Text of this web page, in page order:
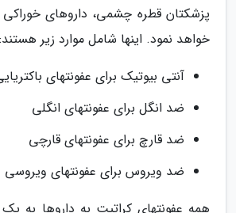
پزشکتان قطره چشمی، داروهای خوراکی
خواهد نمود. اینها شامل موارد زیر هستند:
آنتی بیوتیک برای عفونتهای
ضد انگل برای عفونتهای انگلی
ضد قارچ برای عفونتهای قارچی
ضد ویروس برای عفونتهای ویروسی
همه عفونتهای کراتیت به داروها به